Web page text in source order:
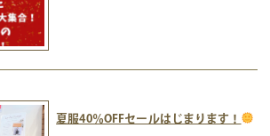
夏服40％OFFセールはじまります！